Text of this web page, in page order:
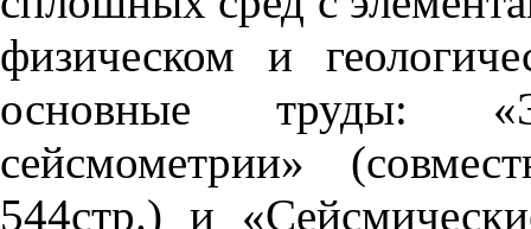
физическом и
основные труды:
сейсмометрии»
544стр.) и